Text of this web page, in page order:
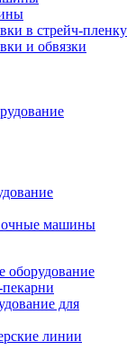
в стрейч-пленку
и обвязки
машины
оборудование
для
линии